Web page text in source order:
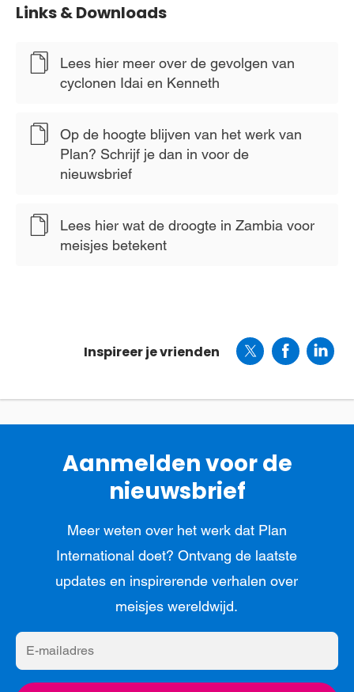
Links & Downloads
Lees hier meer over de gevolgen van
cyclonen Idai en Kenneth
Op de hoogte blijven van het werk van
Plan? Schrijf je dan in voor de
nieuwsbrief
Lees hier wat de droogte in Zambia voor
meisjes betekent
Inspireer je vrienden
Aanmelden voor de
nieuwsbrief
Meer weten over het werk dat Plan
International doet? Ontvang de laatste
updates en inspirerende verhalen over
meisjes wereldwijd.
E-
mailadres